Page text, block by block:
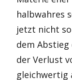
halbwahres
jetzt nicht
dem
der Verlust
gleichwertig